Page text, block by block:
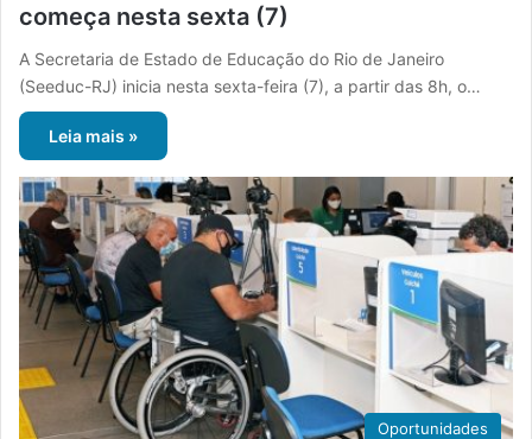
começa nesta sexta (7)
A Secretaria de Estado de Educação do Rio de Janeiro
(Seeduc-RJ) inicia nesta sexta-feira (7), a partir das 8h, o…
Leia mais »
Oportunidades